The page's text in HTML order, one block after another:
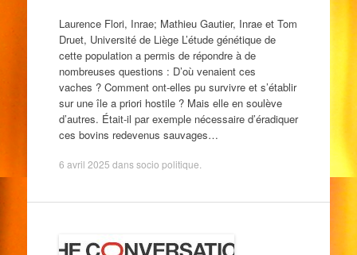
Laurence Flori, Inrae; Mathieu Gautier, Inrae et Tom
Druet, Université de Liège L’étude génétique de
cette population a permis de répondre à de
nombreuses questions : D’où venaient ces
vaches ? Comment ont-elles pu survivre et s’établir
sur une île a priori hostile ? Mais elle en soulève
d’autres. Était-il par exemple nécessaire d’éradiquer
ces bovins redevenus sauvages…
6 avril 2025 danssocio politique